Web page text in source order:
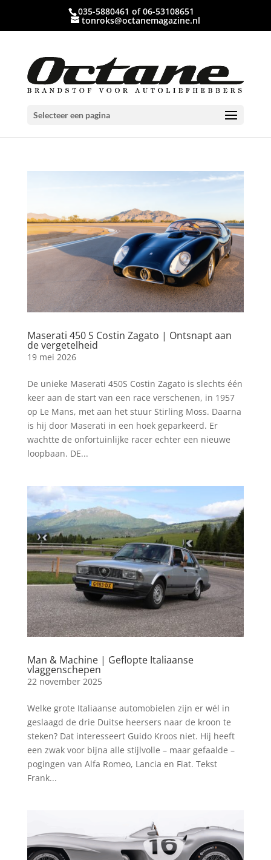
035-5880461 of 06-53108651
tonroks@octanemagazine.nl
Selecteer een pagina
Maserati 450 S Costin Zagato | Ontsnapt aan
de vergetelheid
19 mei 2026
De unieke Maserati 450S Costin Zagato is slechts één
keer aan de start van een race verschenen, in 1957
op Le Mans, met aan het stuur Stirling Moss. Daarna
is hij door Maserati in een hoek geparkeerd. Er
wachtte de onfortuinlijke racer echter een nieuwe
loopbaan. DE...
Man & Machine | Geflopte Italiaanse
vlaggenschepen
22 november 2025
Welke grote Italiaanse automobielen zijn er wél in
geslaagd de drie Duitse heersers naar de kroon te
steken? Dat interesseert Guido Kroos niet. Hij heeft
een zwak voor bijna alle stijlvolle – maar gefaalde –
pogingen van Alfa Romeo, Lancia en Fiat. Tekst
Frank...